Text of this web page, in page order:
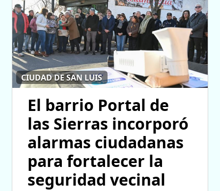
CIUDAD DE SAN LUIS
El barrio Portal de
las Sierras incorporó
alarmas ciudadanas
para fortalecer la
seguridad vecinal